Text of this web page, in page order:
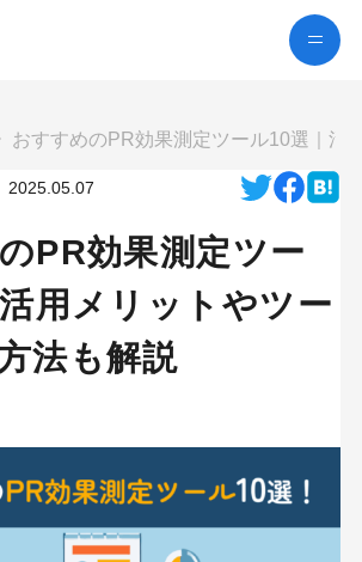
おすすめのPR効果測定ツール10選｜活
2025.05.07
PR効果測定ツー
用メリットやツー
法も解説